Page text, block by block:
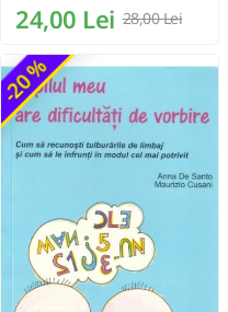
24,00 Lei 28,00 Lei
-20 %